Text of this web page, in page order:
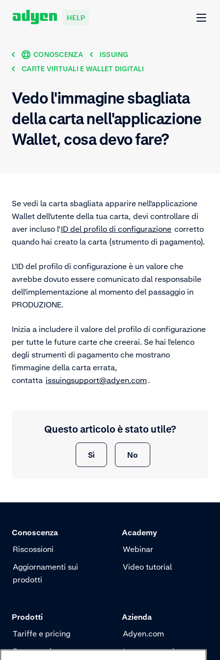
HELP
CONOSCENZA
ISSUING
CARTE VIRTUALI E WALLET DIGITALI
Vedo l'immagine sbagliata
della carta nell'applicazione
Wallet, cosa devo fare?
Se vedi la carta sbagliata apparire nell'applicazione
Wallet dell'utente della tua carta, devi controllare di
aver incluso l'ID del profilo di configurazione corretto
quando hai creato la carta (strumento di pagamento).
L'ID del profilo di configurazione è un valore che
avrebbe dovuto essere comunicato dal responsabile
dell'implementazione al momento del passaggio in
PRODUZIONE.
Inizia a includere il valore del profilo di configurazione
per tutte le future carte che creerai. Se hai l'elenco
degli strumenti di pagamento che mostrano
l'immagine della carta errata,
contatta issuingsupport@adyen.com .
Questo articolo è stato utile?
Sì No
Conoscenza
Riscossioni
Aggiornamenti sui
prodotti
Academy
Webinar
Video tutorial
Prodotti
Tariffe e pricing
Pagamenti
Azienda
Adyen.com
La nostra storia